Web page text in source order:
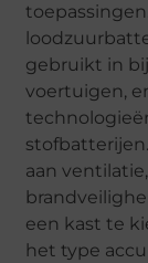
gebruikt in
voertuigen,
aan
een kast te
het type